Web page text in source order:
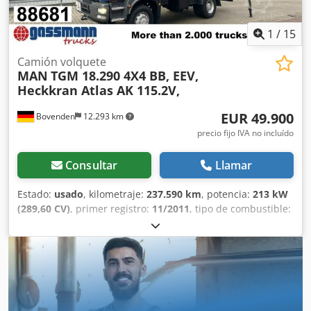
Studer/Kellenberger/Schaudt/Tschudin/Tacchella/Dannoba
t.
1 / 15
Bovenden 12.293 km
Camión volquete
MAN TGM 18.290 4X4 BB, EEV,
Heckkran Atlas AK 115.2V,
EUR 49.900
precio fijo IVA no incluído
Consultar Llamar
Estado: usado, kilometraje: 237.590 km, potencia: 213 kW
(289,60 CV), primer registro: 11/2011, tipo de combustible:
10.760 kg
7.240 kg, peso total:18.000 kg, tamaño del neumático:
295/80R22.5
, configuración de ejes: 4x4 , distancia entre
, frenos:acelerador constante, color:
cabina del conductor:cabina del conductor
engranaje:
mecánico , clase de emisión: